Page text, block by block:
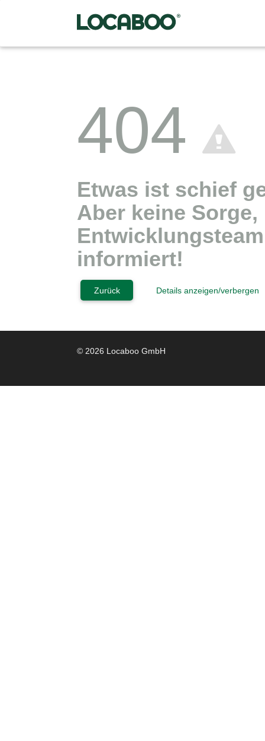
404
Etwas ist schief
Aber keine Sorge,
informiert!
Zurück Details anzeigen/verbergen
© 2026 Locaboo GmbH